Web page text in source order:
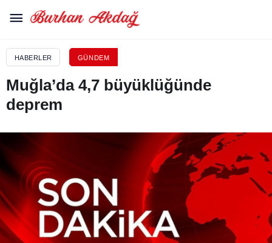
HABERLER GÜNDEM
Muğla’da 4,7 büyüklüğünde
deprem